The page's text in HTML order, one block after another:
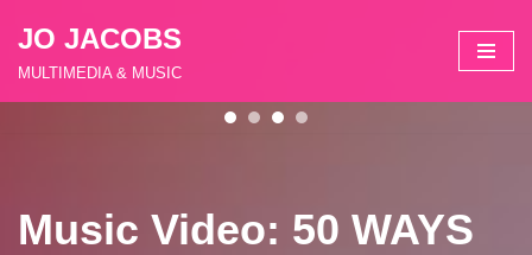
Zum
JO JACOBS
MULTIMEDIA & MUSIC
Music Video: 50 WAYS